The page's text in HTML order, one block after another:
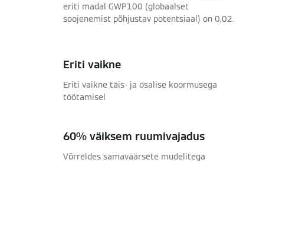
eriti madal GWP100 (globaalset
soojenemist põhjustav potentsiaal) on 0,02.
Eriti vaikne
Eriti vaikne täis- ja osalise koormusega
töötamisel
60% väiksem ruumivajadus
Võrreldes samaväärsete mudelitega